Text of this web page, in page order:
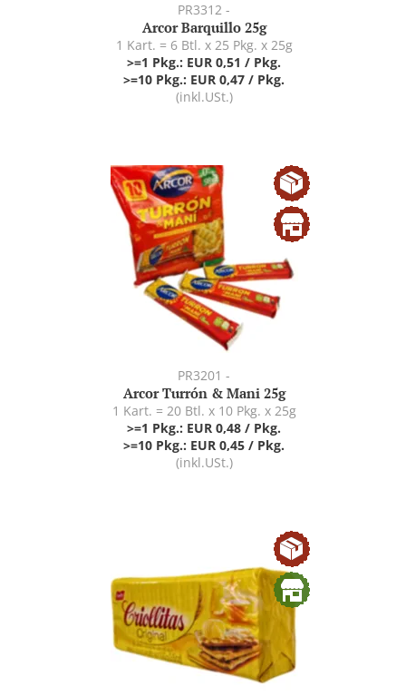
PR3312 -
Arcor Barquillo 25g
1 Kart. = 6 Btl. x 25 Pkg. x 25g
>=1 Pkg.: EUR 0,51 / Pkg.
>=10 Pkg.: EUR 0,47 / Pkg.
(inkl.USt.)
PR3201 -
Arcor Turrón & Mani 25g
1 Kart. = 20 Btl. x 10 Pkg. x 25g
>=1 Pkg.: EUR 0,48 / Pkg.
>=10 Pkg.: EUR 0,45 / Pkg.
(inkl.USt.)